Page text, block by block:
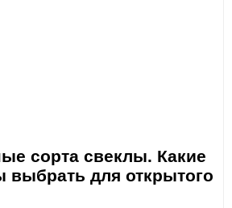
сорта свеклы. Какие
выбрать для открытого